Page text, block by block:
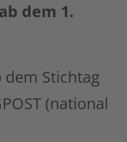
dem 1.
dem Stichtag
(national